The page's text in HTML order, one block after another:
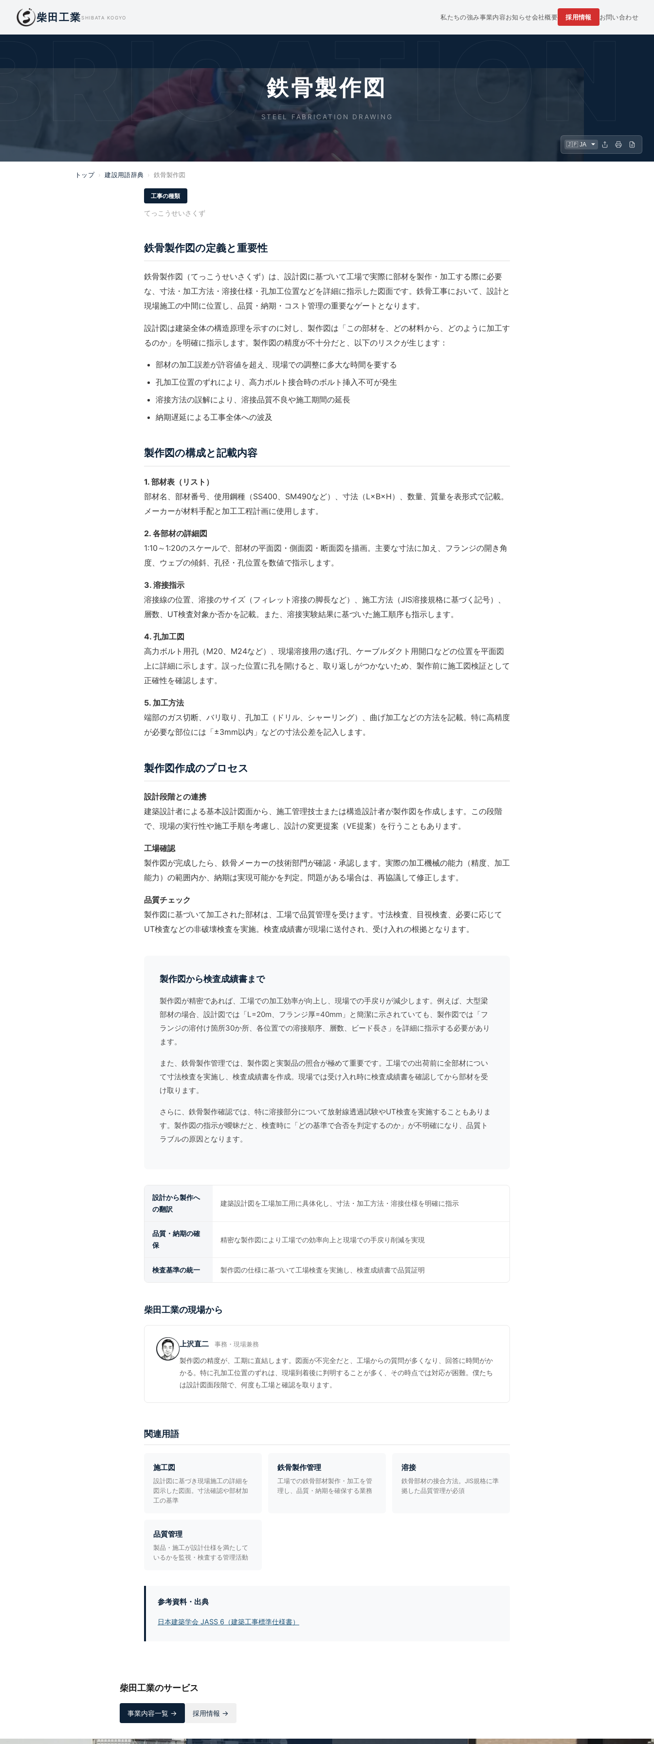
柴田工業SHIBATA KOGYO 私たちの強み事業内容お知らせ会社概要 採用情報 お問い合わせ
鉄骨製作図
STEEL FABRICATION DRAWING
トップ › 建設用語辞典 › 鉄骨製作図
工事の種類
てっこうせいさくず
鉄骨製作図の定義と重要性
鉄骨製作図（てっこうせいさくず）は、設計図に基づいて工場で実際に部材を製作・加工する際に必要
な、寸法・加工方法・溶接仕様・孔加工位置などを詳細に指示した図面です。 鉄骨工事において、設計と
現場施工の中間に位置し、品質・納期・コスト管理の重要なゲートとなります。
設計図は建築全体の構造原理を示すのに対し、製作図は「この部材を、どの材料から、どのように加工す
るのか」を明確に指示します。製作図の精度が不十分だと、以下のリスクが生じます：
部材の加工誤差が許容値を超え、現場での調整に多大な時間を要する
孔加工位置のずれにより、高力ボルト接合時のボルト挿入不可が発生
溶接方法の誤解により、 溶接品質不良や施工期間の延長
納期遅延による工事全体への波及
製作図の構成と記載内容
1. 部材表（リスト）
部材名、部材番号、使用鋼種（SS400、SM490など）、寸法（L×B×H）、数量、質量を表形式で記載。
メーカーが材料手配と加工工程計画に使用します。
2. 各部材の詳細図
1:10～1:20のスケールで、部材の平面図・側面図・断面図を描画。主要な寸法に加え、フランジの開き角
度、ウェブの傾斜、孔径・孔位置を数値で指示します。
3. 溶接指示
溶接線の位置、溶接のサイズ（フィレット溶接の脚長など）、施工方法（JIS溶接規格に基づく記号）、
層数、 UT検査対象か否かを記載。また、 溶接実験結果に基づいた施工順序も指示します。
4. 孔加工図
高力ボルト用孔（M20、M24など）、現場溶接用の逃げ孔、ケーブルダクト用開口などの位置を平面図
上に詳細に示します。誤った位置に孔を開けると、取り返しがつかないため、製作前に施工図検証として
正確性を確認します。
5. 加工方法
端部のガス切断、バリ取り、孔加工（ドリル、シャーリング）、曲げ加工などの方法を記載。特に高精度
が必要な部位には「±3mm以内」などの寸法公差を記入します。
製作図作成のプロセス
設計段階との連携
建築設計者による基本設計図面から、 施工管理技士または構造設計者が製作図を作成します。この段階
で、現場の実行性や施工手順を考慮し、設計の変更提案（VE提案）を行うこともあります。
工場確認
製作図が完成したら、鉄骨メーカーの技術部門が確認・承認します。実際の加工機械の能力（精度、加工
能力）の範囲内か、納期は実現可能かを判定。問題がある場合は、再協議して修正します。
品質チェック
製作図に基づいて加工された部材は、工場で品質管理を受けます。寸法検査、目視検査、必要に応じて
UT検査などの非破壊検査を実施。検査成績書が現場に送付され、受け入れの根拠となります。
製作図から検査成績書まで
製作図が精密であれば、工場での加工効率が向上し、現場での手戻りが減少します。例えば、大型梁
部材の場合、設計図では「L=20m、フランジ厚=40mm」と簡潔に示されていても、製作図では「フ
ランジの溶付け箇所30か所、各位置での溶接順序、層数、ビード長さ」を詳細に指示する必要があり
ます。
また、 鉄骨製作管理では、製作図と実製品の照合が極めて重要です。工場での出荷前に全部材につい
て寸法検査を実施し、検査成績書を作成。現場では受け入れ時に検査成績書を確認してから部材を受
け取ります。
さらに、 鉄骨製作確認では、特に溶接部分について放射線透過試験やUT検査を実施することもありま
す。製作図の指示が曖昧だと、検査時に「どの基準で合否を判定するのか」が不明確になり、品質ト
ラブルの原因となります。
設計から製作へ
の翻訳
建築設計図を工場加工用に具体化し、寸法・加工方法・溶接仕様を明確に指示
品質・納期の確
保
精密な製作図により工場での効率向上と現場での手戻り削減を実現
検査基準の統一 製作図の仕様に基づいて工場検査を実施し、検査成績書で品質証明
柴田工業の現場から
上沢直二 事務・現場兼務
製作図の精度が、工期に直結します。図面が不完全だと、工場からの質問が多くなり、回答に時間がか
かる。特に孔加工位置のずれは、現場到着後に判明することが多く、その時点では対応が困難。僕たち
は設計図面段階で、何度も工場と確認を取ります。
関連用語
施工図
設計図に基づき現場施工の詳細を
図示した図面。寸法確認や部材加
工の基準
鉄骨製作管理
工場での鉄骨部材製作・加工を管
理し、品質・納期を確保する業務
溶接
鉄骨部材の接合方法。JIS規格に準
拠した品質管理が必須
品質管理
製品・施工が設計仕様を満たして
いるかを監視・検査する管理活動
参考資料・出典
日本建築学会 JASS 6（建築工事標準仕様書）
柴田工業のサービス
事業内容一覧 → 採用情報 →